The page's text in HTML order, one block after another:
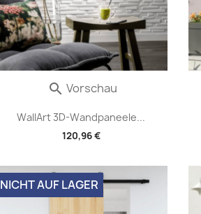
WallArt 3D-Wandpaneele...
120,96 €
 Vorschau
NICHT AUF LAGER